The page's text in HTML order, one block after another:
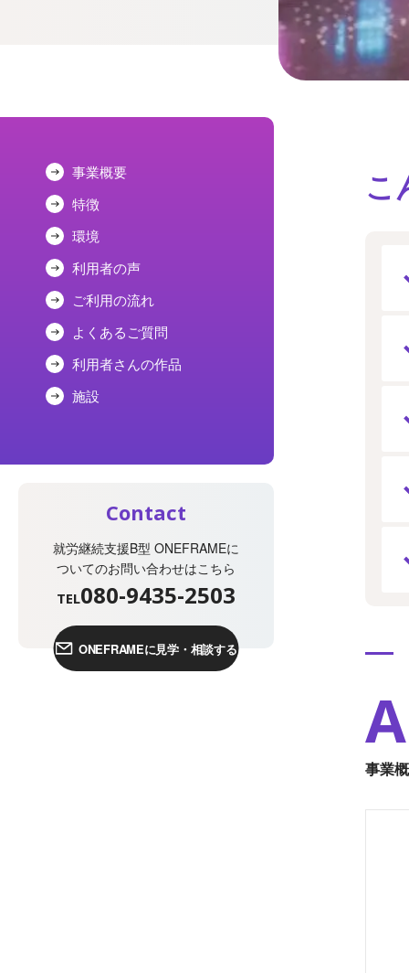
事業概要
特徴
環境
利用者の声
ご利用の流れ
よくあるご質問
利用者さんの作品
施設
Contact
就労継続支援B型 ONEFRAMEに
ついてのお問い合わせはこちら
TEL080-9435-2503
ONEFRAMEに見学・相談する
こ
事業